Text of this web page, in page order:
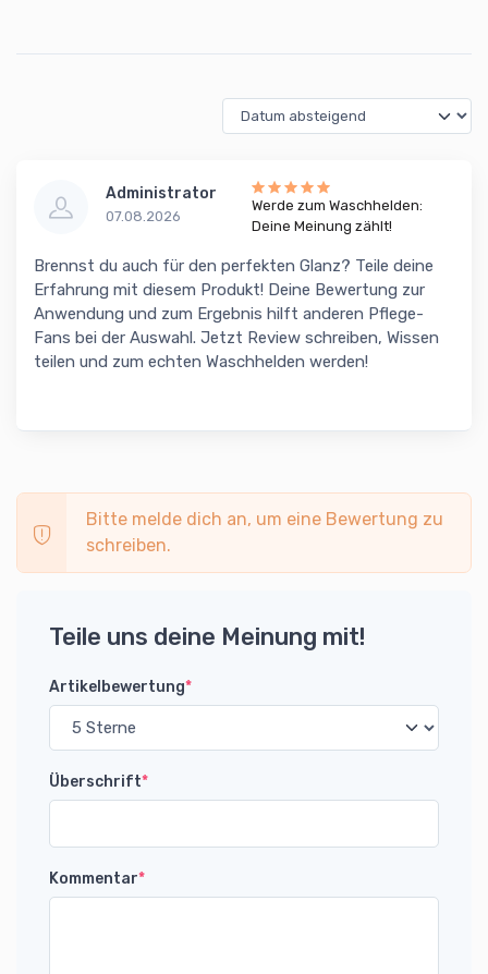
Administrator
07.08.2026
Werde zum Waschhelden:
Deine Meinung zählt!
Brennst du auch für den perfekten Glanz? Teile deine
Erfahrung mit diesem Produkt! Deine Bewertung zur
Anwendung und zum Ergebnis hilft anderen Pflege-
Fans bei der Auswahl. Jetzt Review schreiben, Wissen
teilen und zum echten Waschhelden werden!
Bitte melde dich an, um eine Bewertung zu
schreiben.
Teile uns deine Meinung mit!
Artikelbewertung*
Überschrift*
Kommentar*